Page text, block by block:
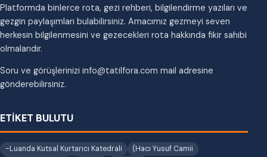
Platformda binlerce rota, gezi rehberi, bilgilendirme yazıları ve
gezgin paylaşımları bulabilirsiniz. Amacımız gezmeyi seven
herkesin bilgilenmesini ve gezecekleri rota hakkında fikir sahibi
olmalarıdır.
Soru ve görüşlerinizi info@tatilfora.com mail adresine
gönderebilirsiniz.
ETİKET BULUTU
-Luanda Kutsal Kurtarıcı Katedrali
(Hacı Yusuf Camii